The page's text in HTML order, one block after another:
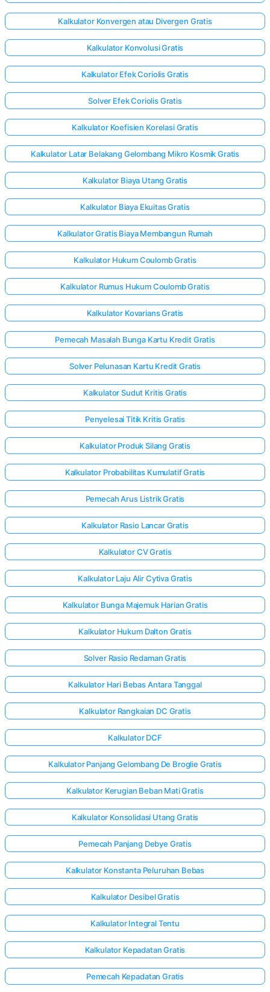
di sini!
Kalkulator Konvergen atau Divergen Gratis
Kalkulator Konvolusi Gratis
Kalkulator Efek Coriolis Gratis
Solver Efek Coriolis Gratis
Kalkulator Koefisien Korelasi Gratis
Kalkulator Latar Belakang Gelombang Mikro Kosmik Gratis
Kalkulator Biaya Utang Gratis
Kalkulator Biaya Ekuitas Gratis
Kalkulator Gratis Biaya Membangun Rumah
Kalkulator Hukum Coulomb Gratis
Kalkulator Rumus Hukum Coulomb Gratis
Kalkulator Kovarians Gratis
Pemecah Masalah Bunga Kartu Kredit Gratis
Solver Pelunasan Kartu Kredit Gratis
Kalkulator Sudut Kritis Gratis
Penyelesai Titik Kritis Gratis
Kalkulator Produk Silang Gratis
Kalkulator Probabilitas Kumulatif Gratis
Pemecah Arus Listrik Gratis
Kalkulator Rasio Lancar Gratis
Kalkulator CV Gratis
Kalkulator Laju Alir Cytiva Gratis
Kalkulator Bunga Majemuk Harian Gratis
Kalkulator Hukum Dalton Gratis
Solver Rasio Redaman Gratis
Kalkulator Hari Bebas Antara Tanggal
Kalkulator Rangkaian DC Gratis
Kalkulator DCF
Kalkulator Panjang Gelombang De Broglie Gratis
Kalkulator Kerugian Beban Mati Gratis
Kalkulator Konsolidasi Utang Gratis
Pemecah Panjang Debye Gratis
Kalkulator Konstanta Peluruhan Bebas
Kalkulator Desibel Gratis
Kalkulator Integral Tentu
Kalkulator Kepadatan Gratis
Pemecah Kepadatan Gratis